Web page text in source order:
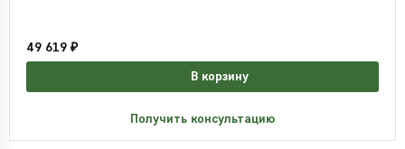
49 619 ₽
В корзину
Получить консультацию